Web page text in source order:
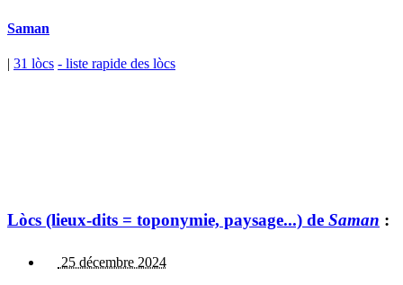
Saman
| 31 lòcs - liste rapide des lòcs
Lòcs (lieux-dits = toponymie, paysage...) de Saman :
25 décembre 2024